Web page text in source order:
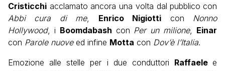
Cristicchi acclamato ancora una volta dal pubblico con
Abbi cura di me, Enrico Nigiotti con Nonno
Hollywood, i Boomdabash con Per un milione, Einar
con Parole nuoveed infine Motta con Dov’è l’Italia.
Emozione alle stelle per i due conduttori Raffaele e